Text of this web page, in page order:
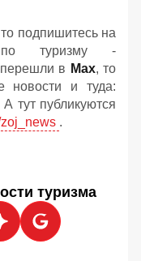
подпишитесь на
туризму -
в Мах, то
новости и туда:
А тут публикуются
zoj_news .
туризма